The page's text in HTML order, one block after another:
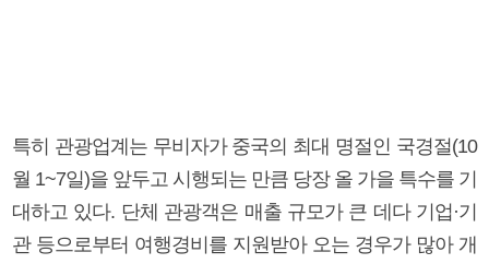
특히 관광업계는 무비자가 중국의 최대 명절인 국경절(10
월 1~7일)을 앞두고 시행되는 만큼 당장 올 가을 특수를 기
대하고 있다. 단체 관광객은 매출 규모가 큰 데다 기업·기
관 등으로부터 여행경비를 지원받아 오는 경우가 많아 개